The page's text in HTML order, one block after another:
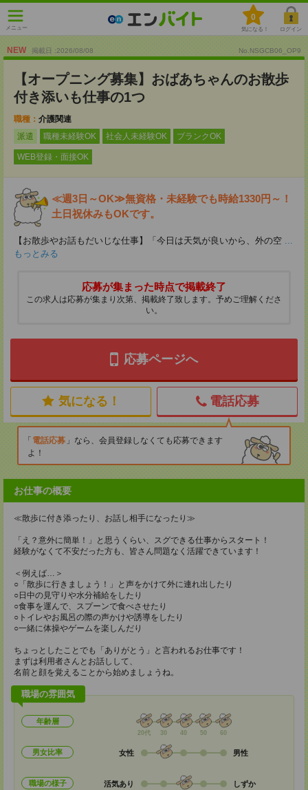
メニュー
0
気になる！ ログイン
NEW 掲載日 :2026/08/08 No.NSGCB06_OP9
【オープニング募集】おばあちゃんのお散歩
付き添いも仕事の1つ
職種： 介護関連
派遣
職種未経験OK 社会人未経験OK ブランクOK
WEB登録・面接OK
≪週3日～OK≫無資格・未経験でも時給1330円～！
土日祝休みもOKです。
【お散歩やお話もだいじな仕事】「今日は天気が良いから、外の空 ...
もっとみる
応募が集まった時点で掲載終了
この求人は応募が集まり次第、掲載終了致します。予めご理解くださ
い。
応募ページへ
気になる！ 電話応募
電話応募
なら、会員登録しなくても応募できます
よ！
お仕事の概要
≪散歩に付き添ったり、お話し相手になったり≫
「え？意外に簡単！」と思うくらい、スグできる仕事からスタート！
経験がなくて不安だった方も、皆さん問題なく活躍できています！
＜例えば…＞
○「散歩に行きましょう！」と声をかけて外に連れ出したり
○日中の見守りや水分補給をしたり
○食事を運んで、スプーンで食べさせたり
○トイレやお風呂の際の声かけや誘導をしたり
○一緒に体操やゲームを楽しんだり
ちょっとしたことでも「ありがとう」と言われるお仕事です！
まずは利用者さんとお話しして、
名前と顔を覚えることから始めましょうね。
職場の雰囲気
年齢層
20代 30 40 50 60
男女比率 女性 男性
職場の様子 活気あり しずか